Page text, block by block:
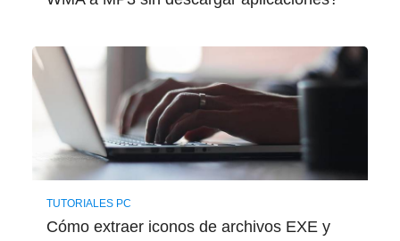
TUTORIALES PC
Cómo extraer iconos de archivos EXE y